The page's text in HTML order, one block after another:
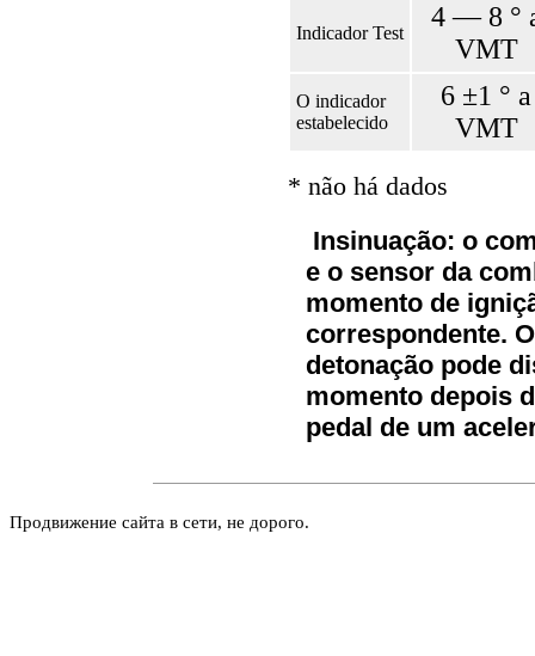
Indicador Test
4 — 8 °
VMT
O indicador
estabelecido
6 ±1 ° a
VMT
* não há dados
Insinuação: o
e o sensor da
momento de
correspondente.
detonação pode
momento depois
pedal de um
Продвижение сайта в сети, не дорого.